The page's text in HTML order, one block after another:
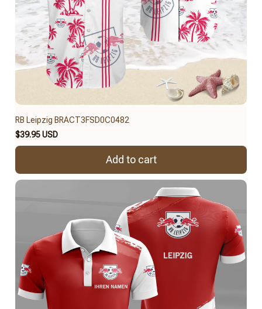
RB Leipzig BRACT3FSD0C0482
$39.95 USD
Add to cart